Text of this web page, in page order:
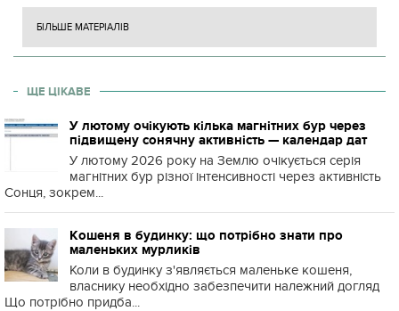
БІЛЬШЕ МАТЕРІАЛІВ
ЩЕ ЦІКАВЕ
У лютому очікують кілька магнітних бур через
підвищену сонячну активність — календар дат
У лютому 2026 року на Землю очікується серія
магнітних бур різної інтенсивності через активність
Сонця, зокрем...
Кошеня в будинку: що потрібно знати про
маленьких мурликів
Коли в будинку з'являється маленьке кошеня,
власнику необхідно забезпечити належний догляд
Що потрібно придба...